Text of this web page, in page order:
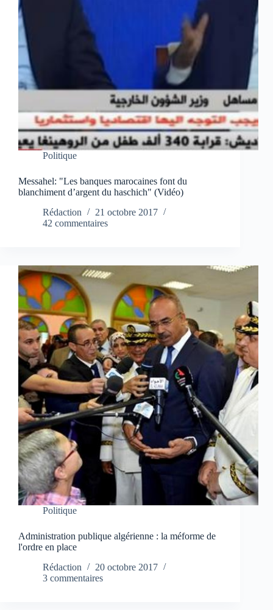
Politique
Messahel: "Les banques marocaines font du
blanchiment d’argent du haschich" (Vidéo)
Rédaction
21 octobre 2017
42 commentaires
Politique
Administration publique algérienne : la méforme de
l'ordre en place
Rédaction
20 octobre 2017
3 commentaires